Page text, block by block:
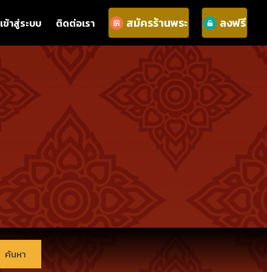
เข้าสู่ระบบ ติดต่อเรา สมัครร้านพระ ลงฟรี
ค้นหา